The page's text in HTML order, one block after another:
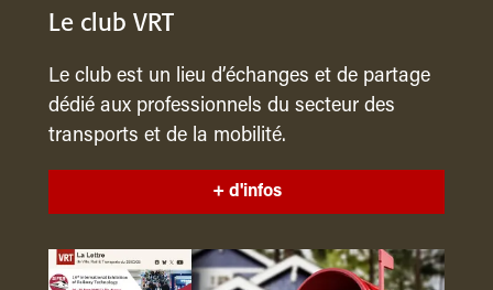
Le club VRT
Le club est un lieu d’échanges et de partage
dédié aux professionnels du secteur des
transports et de la mobilité.
+ d'infos